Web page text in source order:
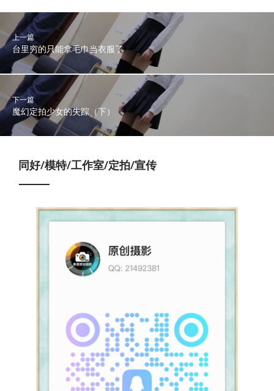
上一篇
台里穷的只能拿毛巾当衣服了
下一篇
魔幻定拍少女的失踪（下）
同好/模特/工作室/定拍/宣传